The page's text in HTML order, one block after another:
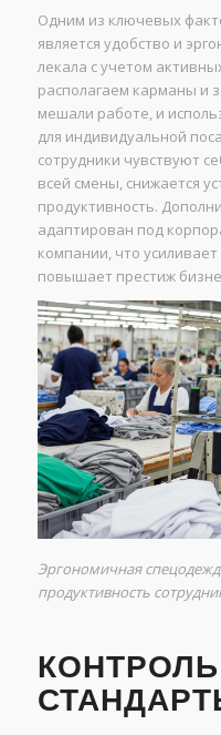
Одним из ключевых
является удобство и
лекала с учетом
располагаем карманы и
мешали работе, и
для индивидуальной
сотрудники чувствуют
всей смены, снижается
продуктивность.
адаптирован под
компании, что
повышает престиж
Эргономичная
продуктивность